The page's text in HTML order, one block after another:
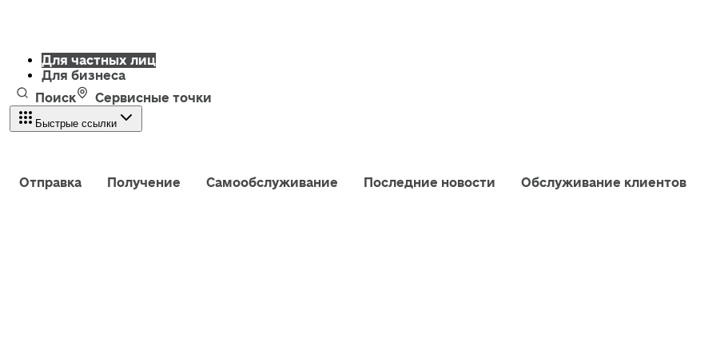
Для частных лиц
Для бизнеса
Поиск
Сервисные точки
Быстрые ссылки
Отправка Получение Самообслуживание Последние новости Обслуживание клиентов